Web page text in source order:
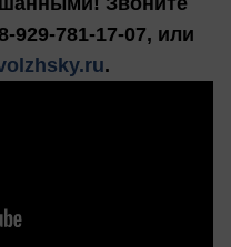
929-781-17-07, или
.